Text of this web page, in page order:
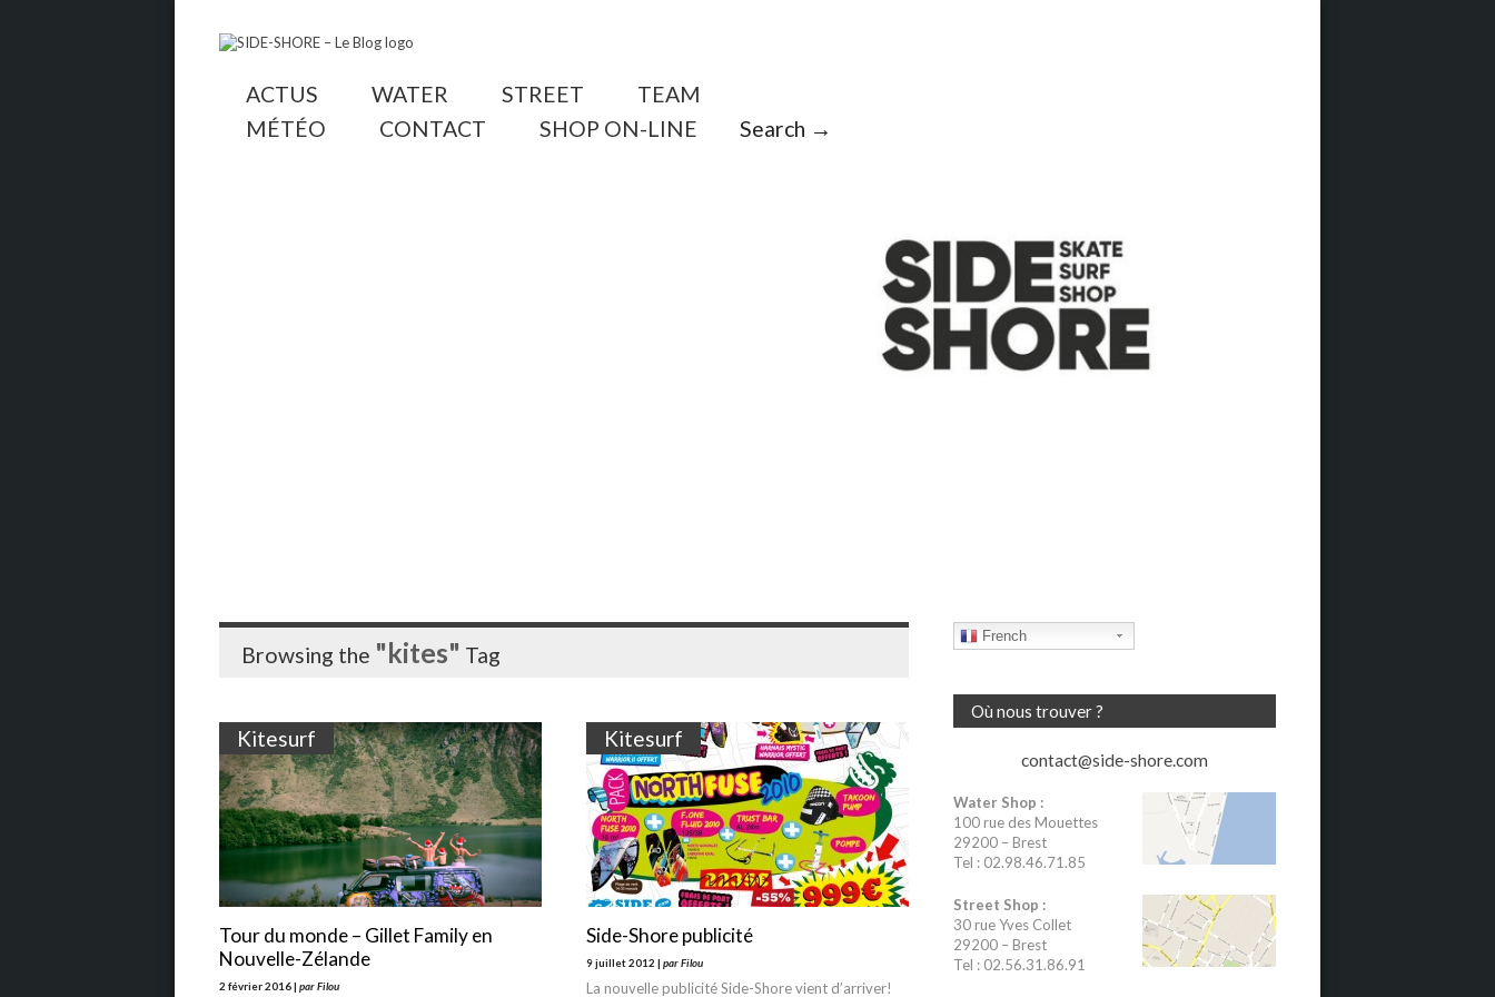
ACTUS WATER STREET
TEAM
MÉTÉO
CONTACT SHOP ON-LINE Search →
Browsing the "kites" Tag
Kitesurf
Tour du monde – Gillet Family en
Nouvelle-Zélande
2 février 2016 | par Filou
Kitesurf
Side-Shore publicité
9 juillet 2012 | par Filou
La nouvelle publicité Side-Shore vient d’arriver!
French
Où nous trouver ?
contact@side-shore.com
Water Shop :
100 rue des Mouettes
29200 – Brest
Tel : 02.98.46.71.85
Street Shop :
30 rue Yves Collet
29200 – Brest
Tel : 02.56.31.86.91